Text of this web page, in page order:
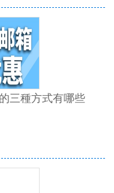
三種方式有哪些